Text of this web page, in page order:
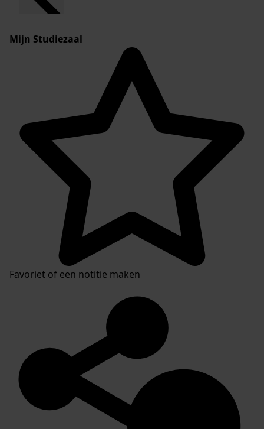
Mijn Studiezaal
Favoriet of een notitie maken